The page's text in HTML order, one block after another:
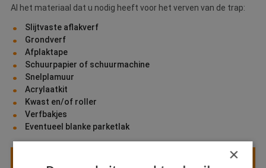
Al het materiaal dat u nodig heeft voor het verven van de trap:
Slijtvaste aflakverf
Grondverf
Afplaktape
Schuurpapier of schuurmachine
Snelplamuur
Acrylaatkit
Kwast en/of roller
Verfbakjes
Eventueel blanke parketlak
×